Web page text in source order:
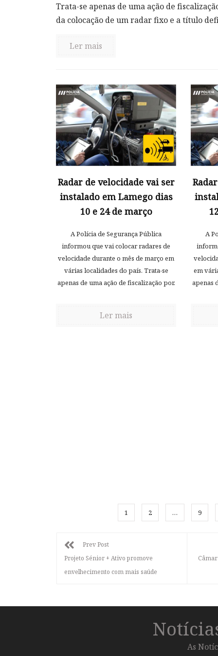
Trata-se apenas de uma ação de
da colocação de um radar fixo e a título
Ler mais
Radar de velocidade vai ser
instalado em Lamego dias
10 e 24 de março
A Polícia de Segurança Pública
informou que vai colocar radares de
velocidade durante o mês de março em
várias localidades do país. Trata-se
apenas de uma ação de fiscalização por.
Ler mais
A
em
apenas
1 2 … 9
Prev Post
Projeto Sénior + Ativo promove
envelhecimento com mais saúde
As